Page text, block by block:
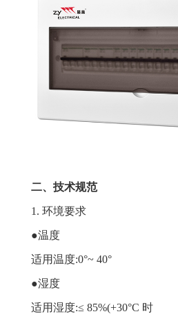
二、技术规范
1. 环境要求
●温度
适用温度:0°~ 40°
●湿度
适用湿度:≤ 85%(+30°C 时